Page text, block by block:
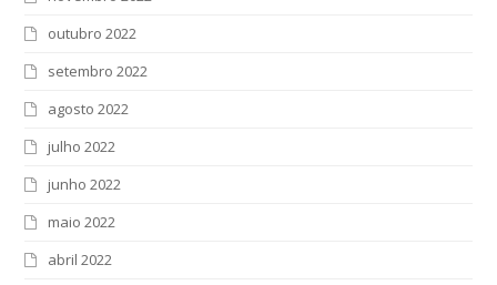
outubro 2022
setembro 2022
agosto 2022
julho 2022
junho 2022
maio 2022
abril 2022